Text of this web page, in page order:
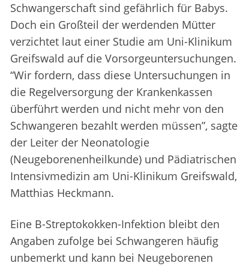
Schwangerschaft sind gefährlich für Babys.
Doch ein Großteil der werdenden Mütter
verzichtet laut einer Studie am Uni-Klinikum
Greifswald auf die Vorsorgeuntersuchungen.
“Wir fordern, dass diese Untersuchungen in
die Regelversorgung der Krankenkassen
überführt werden und nicht mehr von den
Schwangeren bezahlt werden müssen”, sagte
der Leiter der Neonatologie
(Neugeborenenheilkunde) und Pädiatrischen
Intensivmedizin am Uni-Klinikum Greifswald,
Matthias Heckmann.
Eine B-Streptokokken-Infektion bleibt den
Angaben zufolge bei Schwangeren häufig
unbemerkt und kann bei Neugeborenen